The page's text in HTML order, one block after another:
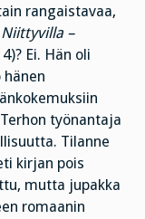
rangaistavaa,
Niittyvilla –
Ei. Hän oli
työnantaja
Tilanne
kirjan pois
mutta jupakka
romaanin